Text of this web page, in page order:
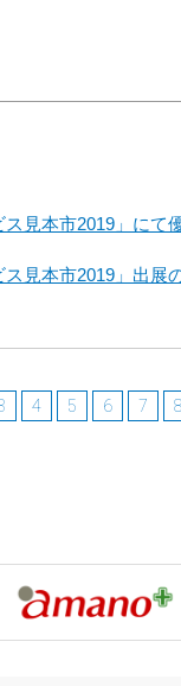
見本市2019」にて
ス見本市2019」出展
4 5 6 7 8